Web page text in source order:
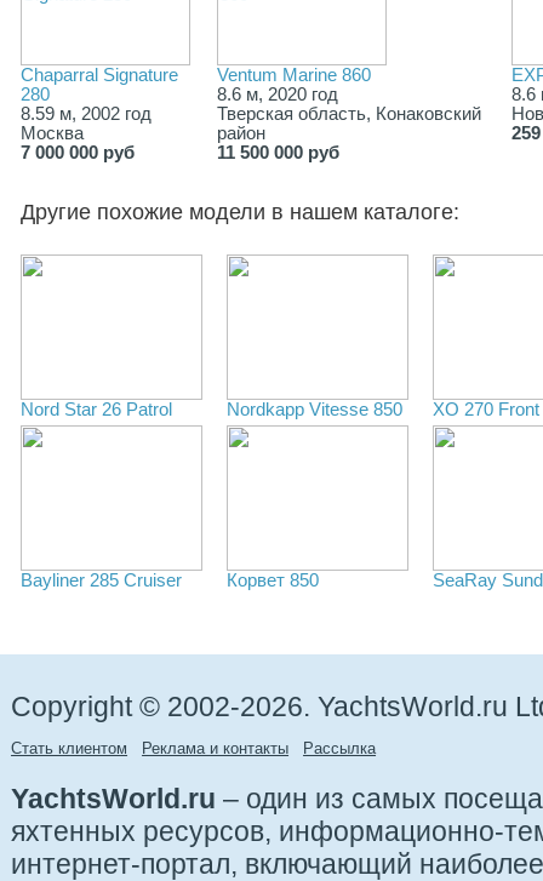
Chaparral Signature
280
8.59 м, 2002 год
Москва
7 000 000 руб
Ventum Marine 860
8.6 м, 2020 год
Тверская область, Конаковский
район
11 500 000 руб
8.6
Другие похожие модели в нашем каталоге:
Nord Star 26 Patrol Nordkapp Vitesse 850 XO 270
Bayliner 285 Cruiser Корвет 850 SeaRay
Copyright © 2002-2026. YachtsWorld.ru
Стать клиентом Реклама и контакты Рассылка
YachtsWorld.ru – один из самых
яхтенных ресурсов, информационно-
интернет-портал, включающий